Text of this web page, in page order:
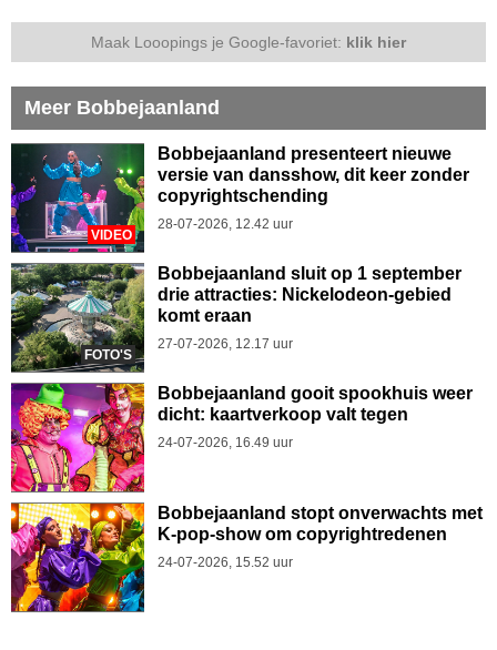
Maak Looopings je Google-favoriet: klik hier
Meer Bobbejaanland
VIDEO
Bobbejaanland presenteert nieuwe
versie van dansshow, dit keer zonder
copyrightschending
28-07-2026, 12.42 uur
FOTO'S
Bobbejaanland sluit op 1 september
drie attracties: Nickelodeon-gebied
komt eraan
27-07-2026, 12.17 uur
Bobbejaanland gooit spookhuis weer
dicht: kaartverkoop valt tegen
24-07-2026, 16.49 uur
Bobbejaanland stopt onverwachts met
K-pop-show om copyrightredenen
24-07-2026, 15.52 uur